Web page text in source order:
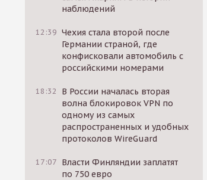
наблюдений
12:39 Чехия стала второй после
Германии страной, где
конфисковали автомобиль с
российскими номерами
18:32
В России началась вторая
волна блокировок VPN по
одному из самых
распространенных и удобных
протоколов WireGuard
17:07 Власти Финляндии заплатят
по 750 евро